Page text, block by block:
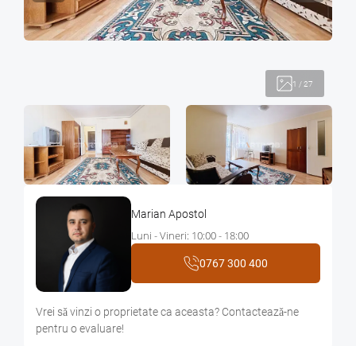
1 /27
Marian Apostol
Luni - Vineri: 10:00 - 18:00
0767 300 400
Vrei sǎ vinzi o proprietate ca aceasta? Contacteazǎ-ne
pentru o evaluare!